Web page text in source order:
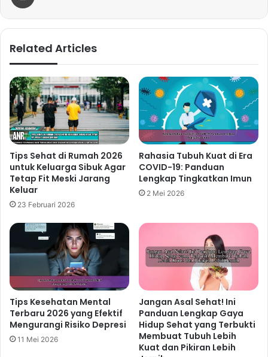
dan bersosialisasi. Berikut beberapa tips penting dalam
menjaga pola makan sehat untuk remaja:
Related Articles
Cara Sederhana Mengatasi Stres
melalui Rutinitas Harian yang
Membawa Dampak Positif
4 jam ago
Tips Menjaga Kesehatan Tulang
Sejak Dini dengan Pola Hidup Aktif
dan Nutrisi Tepat
Strategi Hidup Sehat bagi
Karyawan Kantoran untuk
Mendukung Performa Kerja
Maksimal
2 hari ago
Konsumsi Makanan Bergizi
Related Articles
Tips Sehat di Rumah 2026
untuk Keluarga Sibuk Agar
Tetap Fit Meski Jarang
Keluar
23 Februari 2026
Rahasia Tubuh Kuat di Era
COVID-19: Panduan
Lengkap Tingkatkan Imun
2 Mei 2026
Tips Kesehatan Mental
Terbaru 2026 yang Efektif
Mengurangi Risiko Depresi
11 Mei 2026
Jangan Asal Sehat! Ini
Panduan Lengkap Gaya
Hidup Sehat yang Terbukti
Membuat Tubuh Lebih
Kuat dan Pikiran Lebih